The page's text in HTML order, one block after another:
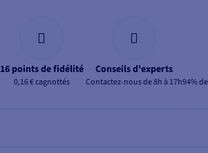
16 points de fidélité
0,16 € cagnottés
Conseils d'experts
Contactez-nous de 8h à 17h94%